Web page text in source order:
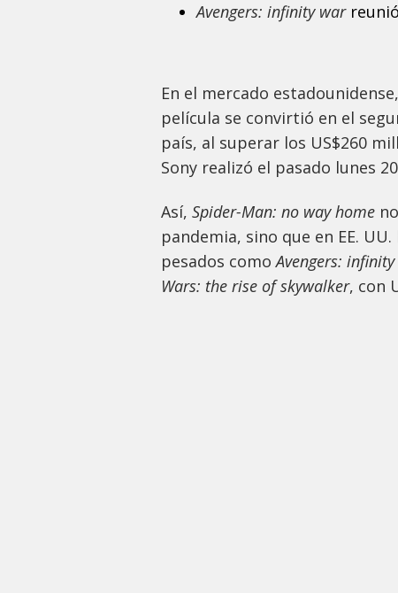
Avengers: infinity warreunió
En el mercado
película se convirtió en el
país, al superar los US$260
Sony realizó el pasado lunes
Así, Spider-Man: no way home
pandemia, sino que en EE.
pesados comoAvengers:
Wars: the rise of skywalker, con